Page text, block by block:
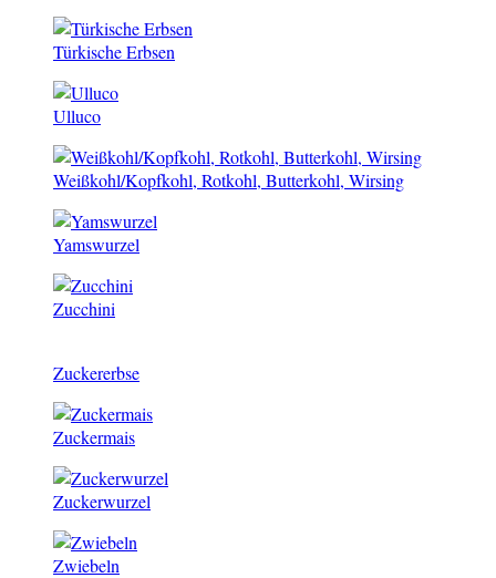
Türkische Erbsen
Ulluco
Weißkohl/Kopfkohl, Rotkohl, Butterkohl, Wirsing
Yamswurzel
Zucchini
Zuckererbse
Zuckermais
Zuckerwurzel
Zwiebeln